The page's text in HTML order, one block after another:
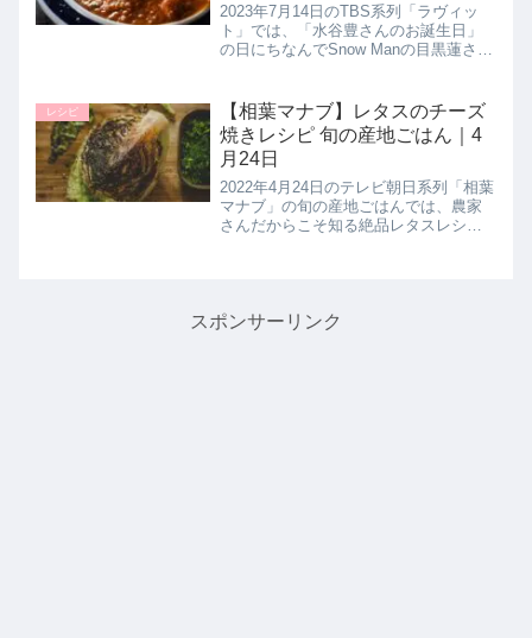
2023年7月14日のTBS系列「ラヴィッ
ト」では、「水谷豊さんのお誕生日」
の日にちなんでSnow Manの目黒蓮さん
作り方を教えてくれたので詳しく紹介
します。たくさん作り...
レシピ
【相葉マナブ】レタスのチーズ
焼きレシピ 旬の産地ごはん｜4
月24日
2022年4月24日のテレビ朝日系列「相葉
マナブ」の旬の産地ごはんでは、農家
さんだからこそ知る絶品レタスレシピ
スポンサーリンク